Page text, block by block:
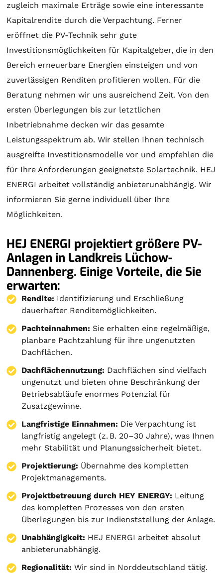
zugleich maximale Erträge sowie eine interessante
Kapitalrendite durch die Verpachtung. Ferner
eröffnet die PV-Technik sehr gute
Investitionsmöglichkeiten für Kapitalgeber, die in den
Bereich erneuerbare Energien einsteigen und von
zuverlässigen Renditen profitieren wollen. Für die
Beratung nehmen wir uns ausreichend Zeit. Von den
ersten Überlegungen bis zur letztlichen
Inbetriebnahme decken wir das gesamte
Leistungsspektrum ab. Wir stellen Ihnen technisch
ausgreifte Investitionsmodelle vor und empfehlen die
für Ihre Anforderungen geeignetste Solartechnik. HEJ
ENERGI arbeitet vollständig anbieterunabhängig. Wir
informieren Sie gerne individuell über Ihre
Möglichkeiten.
HEJ ENERGI projektiert größere PV-
Anlagen in Landkreis Lüchow-
Dannenberg. Einige Vorteile, die Sie
erwarten:
Rendite: Identifizierung und Erschließung
dauerhafter Renditemöglichkeiten.
Pachteinnahmen: Sie erhalten eine regelmäßige,
planbare Pachtzahlung für ihre ungenutzten
Dachflächen.
Dachflächennutzung: Dachflächen sind vielfach
ungenutzt und bieten ohne Beschränkung der
Betriebsabläufe enormes Potenzial für
Zusatzgewinne.
Langfristige Einnahmen: Die Verpachtung ist
langfristig angelegt (z. B. 20–30 Jahre), was Ihnen
mehr Stabilität und Planungssicherheit bietet.
Projektierung: Übernahme des kompletten
Projektmanagements.
Projektbetreuung durch HEY ENERGY: Leitung
des kompletten Prozesses von den ersten
Überlegungen bis zur Indienststellung der Anlage.
Unabhängigkeit: HEJ ENERGI arbeitet absolut
anbieterunabhängig.
Regionalität: Wir sind in Norddeutschland tätig.